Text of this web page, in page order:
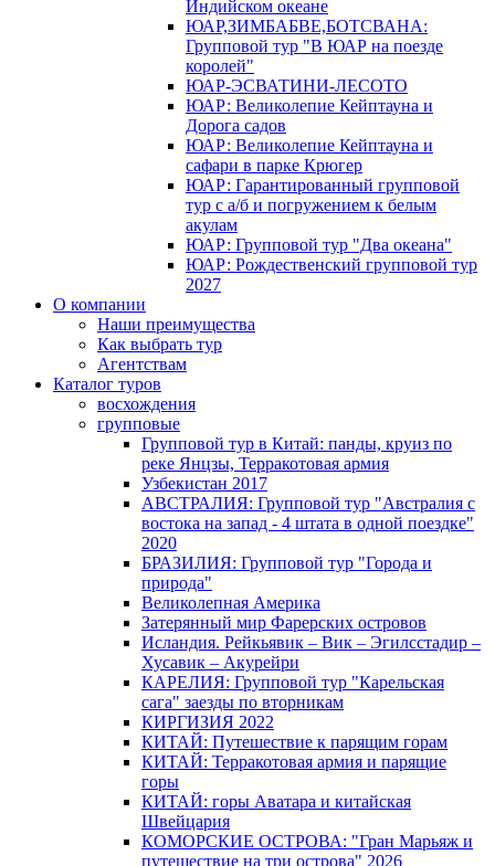
Индийском океане
ЮАР,ЗИМБАБВЕ,БОТСВАНА:
Групповой тур "В ЮАР на поезде
королей"
ЮАР-ЭСВАТИНИ-ЛЕСОТО
ЮАР: Великолепие Кейптауна и
Дорога садов
ЮАР: Великолепие Кейптауна и
сафари в парке Крюгер
ЮАР: Гарантированный групповой
тур с а/б и погружением к белым
акулам
ЮАР: Групповой тур "Два океана"
ЮАР: Рождественский групповой тур
2027
О компании
Наши преимущества
Как выбрать тур
Агентствам
Каталог туров
восхождения
групповые
Групповой тур в Китай: панды, круиз по
реке Янцзы, Терракотовая армия
Узбекистан 2017
АВСТРАЛИЯ: Групповой тур "Австралия с
востока на запад - 4 штата в одной поездке"
2020
БРАЗИЛИЯ: Групповой тур "Города и
природа"
Великолепная Америка
Затерянный мир Фарерских островов
Исландия. Рейкьявик – Вик – Эгилсстадир –
Хусавик – Акурейри
КАРЕЛИЯ: Групповой тур "Карельская
сага" заезды по вторникам
КИРГИЗИЯ 2022
КИТАЙ: Путешествие к парящим горам
КИТАЙ: Терракотовая армия и парящие
горы
КИТАЙ: горы Аватара и китайская
Швейцария
КОМОРСКИЕ ОСТРОВА: "Гран Марьяж и
путешествие на три острова" 2026